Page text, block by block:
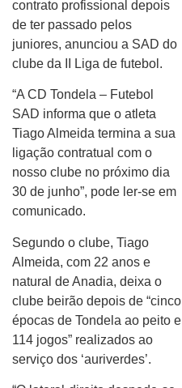
contrato profissional depois
de ter passado pelos
juniores, anunciou a SAD do
clube da II Liga de futebol.
“A CD Tondela – Futebol
SAD informa que o atleta
Tiago Almeida termina a sua
ligação contratual com o
nosso clube no próximo dia
30 de junho”, pode ler-se em
comunicado.
Segundo o clube, Tiago
Almeida, com 22 anos e
natural de Anadia, deixa o
clube beirão depois de “cinco
épocas de Tondela ao peito e
114 jogos” realizados ao
serviço dos ‘auriverdes’.